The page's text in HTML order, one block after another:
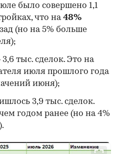
было совершено 1,1
что на48%
(но на 5% больше
тыс. сделок. Это на
июля прошлого года
июня);
3,9 тыс. сделок.
годом ранее (но на 4%